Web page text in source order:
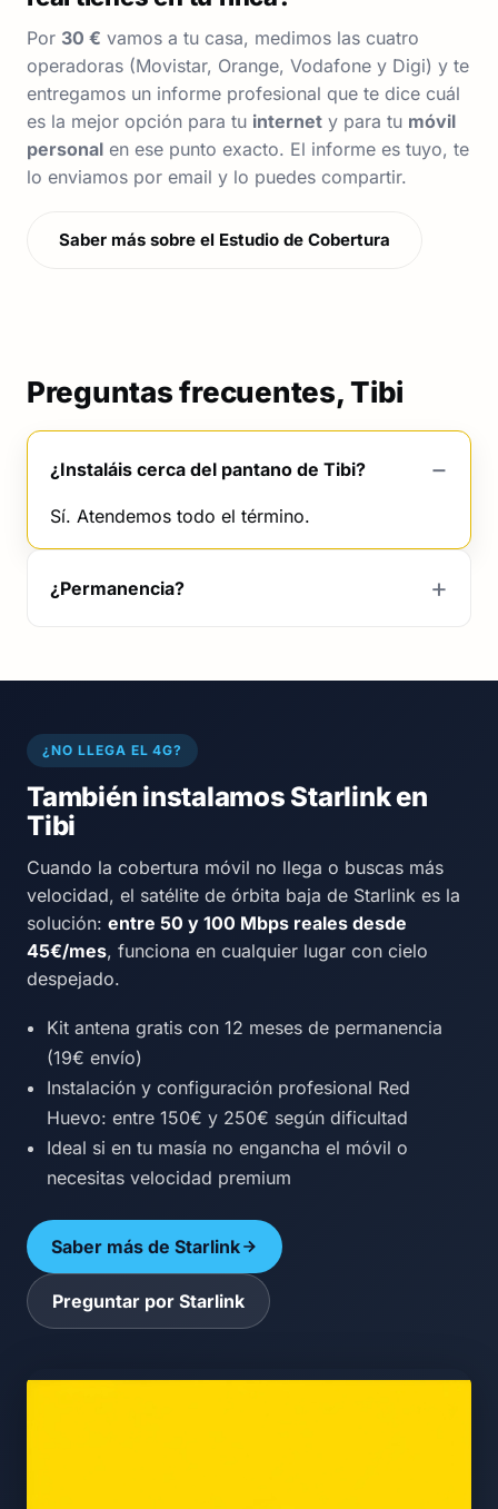
Por 30 € vamos a tu casa, medimos las cuatro
operadoras (Movistar, Orange, Vodafone y Digi) y te
entregamos un informe profesional que te dice cuál
es la mejor opción para tu internet y para tu móvil
personal en ese punto exacto. El informe es tuyo, te
lo enviamos por email y lo puedes compartir.
Saber más sobre el Estudio de Cobertura
Preguntas frecuentes, Tibi
¿Instaláis cerca del pantano de Tibi?
Sí. Atendemos todo el término.
¿Permanencia?
¿NO LLEGA EL 4G?
También instalamos Starlink en
Tibi
Cuando la cobertura móvil no llega o buscas más
velocidad, el satélite de órbita baja de Starlink es la
solución: entre 50 y 100 Mbps reales desde
45€/mes, funciona en cualquier lugar con cielo
despejado.
Kit antena gratis con 12 meses de permanencia
(19€ envío)
Instalación y configuración profesional Red
Huevo: entre 150€ y 250€ según dificultad
Ideal si en tu masía no engancha el móvil o
necesitas velocidad premium
Saber más de Starlink
Preguntar por Starlink